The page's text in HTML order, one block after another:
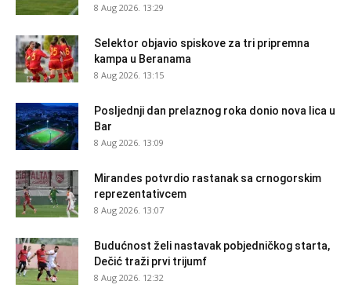
8 Aug 2026. 13:29
Selektor objavio spiskove za tri pripremna
kampa u Beranama
8 Aug 2026. 13:15
Posljednji dan prelaznog roka donio nova lica u
Bar
8 Aug 2026. 13:09
Mirandes potvrdio rastanak sa crnogorskim
reprezentativcem
8 Aug 2026. 13:07
Budućnost želi nastavak pobjedničkog starta,
Dečić traži prvi trijumf
8 Aug 2026. 12:32